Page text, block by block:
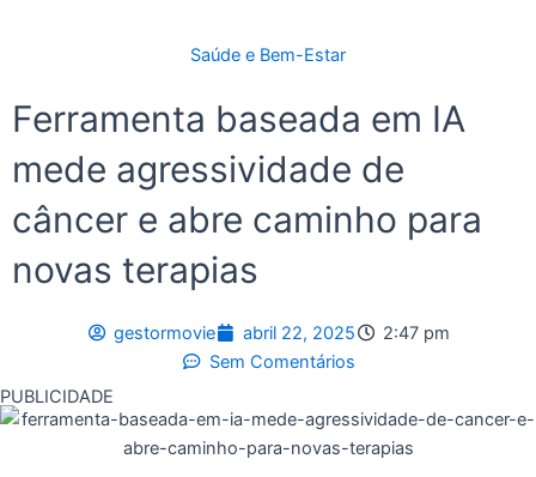
Saúde e Bem-Estar
Ferramenta baseada em IA
mede agressividade de
câncer e abre caminho para
novas terapias
gestormovie abril 22, 2025
2:47 pm
Sem Comentários
PUBLICIDADE